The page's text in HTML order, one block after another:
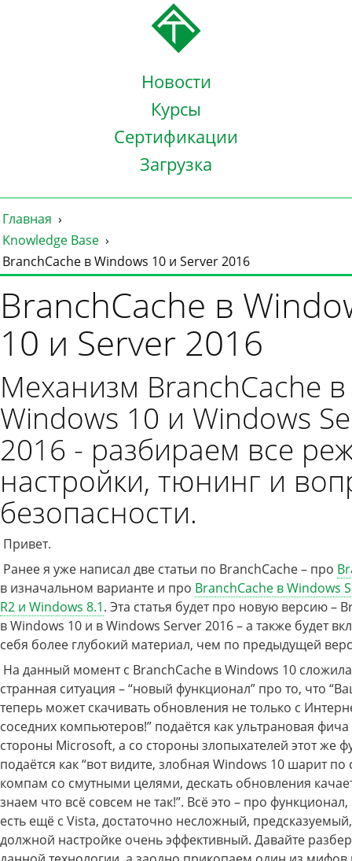
Новости
Курсы
Сертификации
Загрузка
Главная
Knowledge Base
BranchCache в Windows 10 и Server 2016
BranchCache в
10 и Server 2016
Механизм BranchCache в
Windows 10 и Windows
2016 - разбираем все
настройки, тюнинг и
безопасности.
Привет.
Ранее я уже написал две статьи по BranchCache – про
в изначальном варианте и про BranchCache в Windows
R2 и Windows 8.1. Эта статья будет про новую версию –
в Windows 10 и в Windows Server 2016 – а также будет
себя более глубокий материал, чем по предыдущей
На данный момент с BranchCache в Windows 10
странная ситуация – “новый функционал” про то, что
теперь может скачивать обновления не только с
соседних компьютеров!” подаётся как ультрановая фича
стороны Microsoft, а со стороны злопыхателей этот же
подаётся как “вот видите, злобная Windows 10 шарит
компам со смутными целями, дескать обновления
знаем что всё совсем не так!”. Всё это – про
есть ещё с Vista, достаточно несложный,
должной настройке очень эффективный. Давайте